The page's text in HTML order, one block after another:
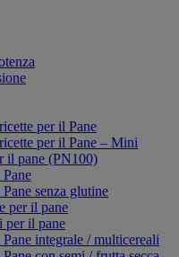
per il Pane
per il Pane – Mini
il pane (PN100)
senza glutine
per il pane
per il pane
integrale / multicereali